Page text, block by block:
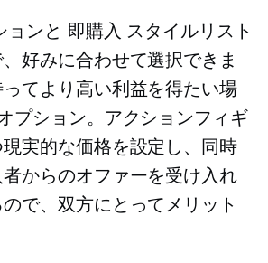
ョンと 即購入 スタイルリスト
好みに合わせて選択できま
てより高い利益を得たい場
プション。アクションフィギ
現実的な価格を設定し、同時
からのオファーを受け入れ
で、双方にとってメリット